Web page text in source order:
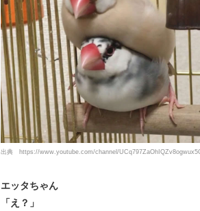
出典 https://www.youtube.com/channel/
エッタちゃん
「え？」